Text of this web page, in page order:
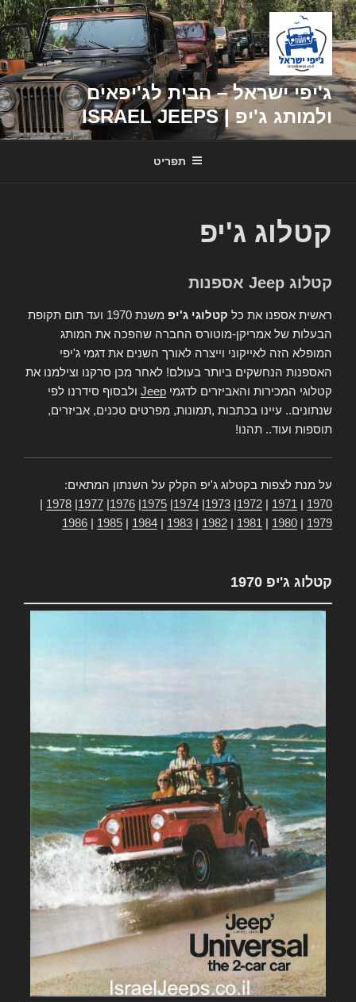
דילוג
לתוכן
ג'יפי ישראל – הבית לג'יפאים
ולמותג ג'יפ | ISRAEL JEEPS
תפריט
קטלוג ג'יפ
קטלוג Jeep אספנות
ראשית אספנו את כל קטלוגי ג'יפ
משנת 1970 ועד תום תקופת
הבעלות של אמריקן-מוטורס החברה שהפכה את המותג
המופלא הזה לאייקוני וייצרה לאורך השנים את דגמי ג'יפי
האספנות הנחשקים ביותר בעולם! לאחר מכן סרקנו וצילמנו את
קטלוגי המכירות והאביזרים לדגמי Jeep ולבסוף סידרנו לפי
שנתונים.. עיינו בכתבות ,תמונות, מפרטים טכנים, אביזרים,
תוספות ועוד.. תהנו!
על מנת לצפות בקטלוג ג'יפ הקלק על השנתון המתאים:
1970
1971
1972
1973
1974
1975
1976
1977
1978
1979
1980
1981
1982
1983
1984
1985
1986
קטלוג ג'יפ 1970